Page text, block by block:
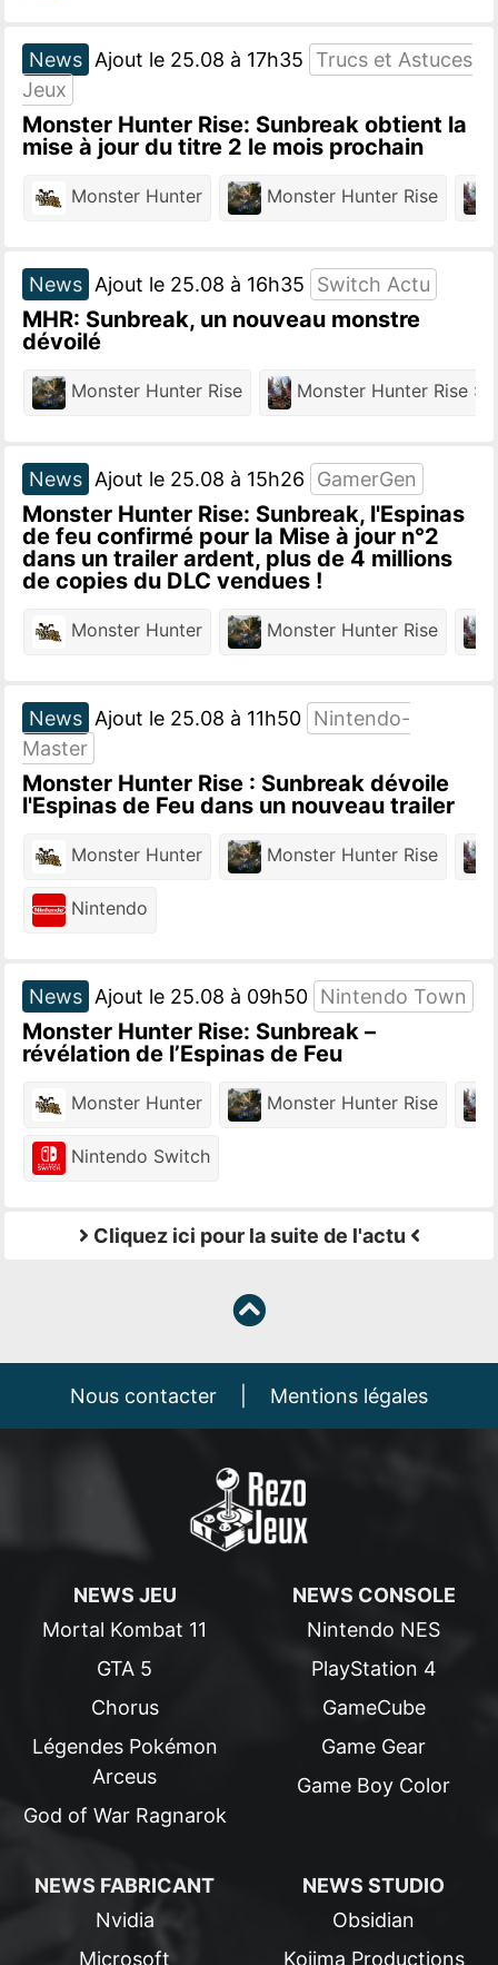
News Ajout le 25.08 à 17h35
Trucs et Astuces
Jeux
Monster Hunter Rise: Sunbreak obtient la
mise à jour du titre 2 le mois prochain
Monster Hunter Monster Hunter Rise
News Ajout le 25.08 à 16h35 Switch Actu
MHR: Sunbreak, un nouveau monstre
dévoilé
Monster Hunter Rise Monster Hunter Rise :
News Ajout le 25.08 à 15h26 GamerGen
Monster Hunter Rise: Sunbreak, l'Espinas
de feu confirmé pour la Mise à jour n°2
dans un trailer ardent, plus de 4 millions
de copies du DLC vendues !
Monster Hunter Monster Hunter Rise
News Ajout le 25.08 à 11h50 Nintendo-
Master
Monster Hunter Rise : Sunbreak dévoile
l'Espinas de Feu dans un nouveau trailer
Monster Hunter Monster Hunter Rise
Nintendo
News Ajout le 25.08 à 09h50 Nintendo Town
Monster Hunter Rise: Sunbreak –
révélation de l’Espinas de Feu
Monster Hunter Monster Hunter Rise
Nintendo Switch
Cliquez ici pour la suite de l'actu
Nous contacter Mentions légales
NEWS JEU
Mortal Kombat 11
GTA 5
Chorus
Légendes Pokémon
Arceus
God of War Ragnarok
NEWS CONSOLE
Nintendo NES
PlayStation 4
GameCube
Game Gear
Game Boy Color
NEWS FABRICANT
Nvidia
Microsoft
NEWS STUDIO
Obsidian
Kojima Productions